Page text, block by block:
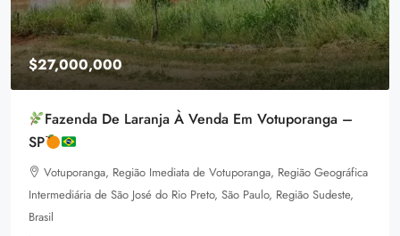
$27,000,000
Fazenda De Laranja À Venda Em Votuporanga –
SP
Votuporanga, Região Imediata de Votuporanga, Região Geográfica
Intermediária de São José do Rio Preto, São Paulo, Região Sudeste,
Brasil